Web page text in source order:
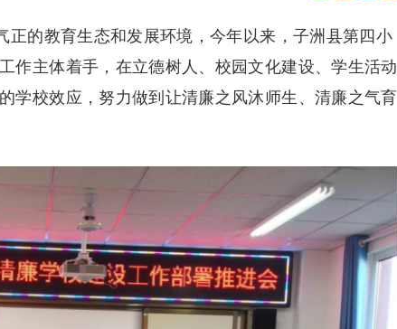
正的教育生态和发展环境，今年以来，子洲县第四小
作主体着手，在立德树人、校园文化建设、学生活动
学校效应，努力做到让清廉之风沐师生、清廉之气育